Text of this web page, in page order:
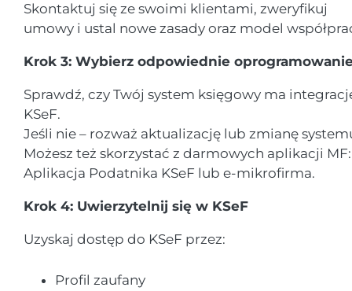
Skontaktuj się ze swoimi klientami, zweryfikuj
umowy i ustal nowe zasady oraz model
Krok 3: Wybierz odpowiednie
Sprawdź, czy Twój system księgowy ma
KSeF.
Jeśli nie – rozważ aktualizację lub zmianę
Możesz też skorzystać z darmowych aplikacji MF:
Aplikacja Podatnika KSeF lub e-mikrofirma.
Krok 4: Uwierzytelnij się w KSeF
Uzyskaj dostęp do KSeF przez:
Profil zaufany